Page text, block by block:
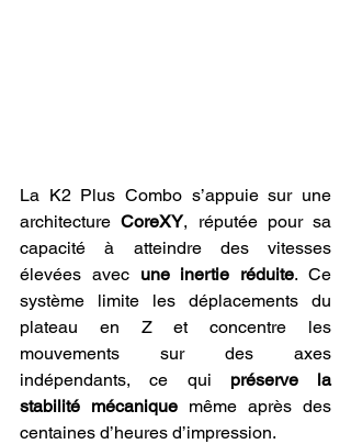
La K2 Plus Combo s’appuie sur une
architecture CoreXY, réputée pour sa
capacité à atteindre des vitesses
élevées avec une inertie réduite. Ce
système limite les déplacements du
plateau en Z et concentre les
mouvements sur des axes
indépendants, ce qui préserve la
stabilité mécanique même après des
centaines d’heures d’impression.